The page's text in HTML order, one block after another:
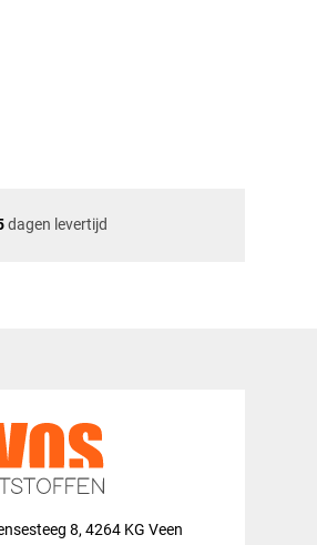
dagen levertijd
8, 4264 KG Veen